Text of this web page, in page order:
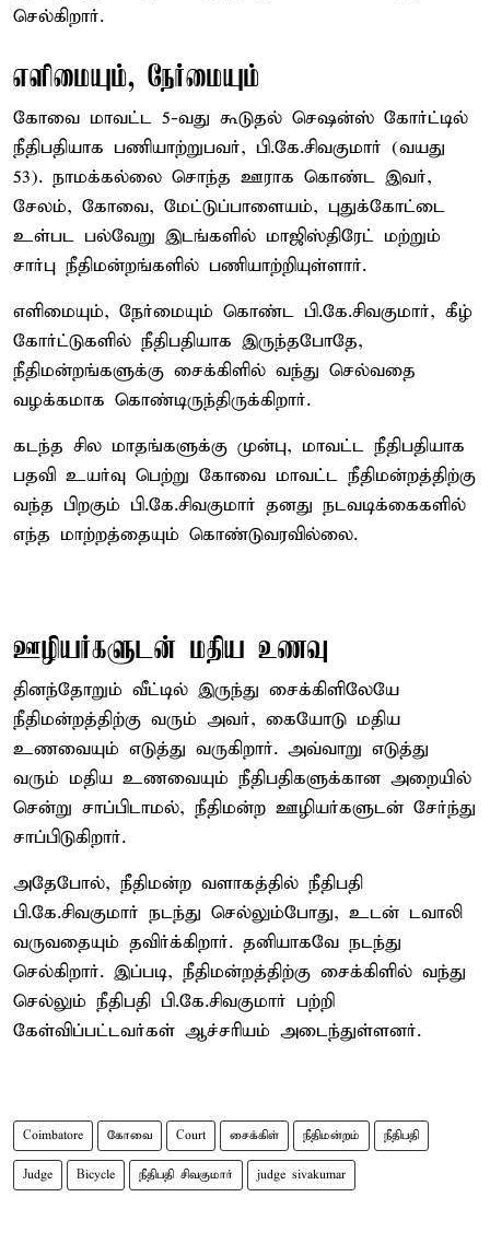
செல்கிறார்.
எளிமையும், நேர்மையும்
கோவை மாவட்ட 5-வது கூடுதல் செஷன்ஸ் கோர்ட்டில்
நீதிபதியாக பணியாற்றுபவர், பி.கே.சிவகுமார் (வயது
53). நாமக்கல்லை சொந்த ஊராக கொண்ட இவர்,
சேலம், கோவை, மேட்டுப்பாளையம், புதுக்கோட்டை
உள்பட பல்வேறு இடங்களில் மாஜிஸ்திரேட் மற்றும்
சார்பு நீதிமன்றங்களில் பணியாற்றியுள்ளார்.
எளிமையும், நேர்மையும் கொண்ட பி.கே.சிவகுமார், கீழ்
கோர்ட்டுகளில் நீதிபதியாக இருந்தபோதே,
நீதிமன்றங்களுக்கு சைக்கிளில் வந்து செல்வதை
வழக்கமாக கொண்டிருந்திருக்கிறார்.
கடந்த சில மாதங்களுக்கு முன்பு, மாவட்ட நீதிபதியாக
பதவி உயர்வு பெற்று கோவை மாவட்ட நீதிமன்றத்திற்கு
வந்த பிறகும் பி.கே.சிவகுமார் தனது நடவடிக்கைகளில்
எந்த மாற்றத்தையும் கொண்டுவரவில்லை.
ஊழியர்களுடன் மதிய உணவு
தினந்தோறும் வீட்டில் இருந்து சைக்கிளிலேயே
நீதிமன்றத்திற்கு வரும் அவர், கையோடு மதிய
உணவையும் எடுத்து வருகிறார். அவ்வாறு எடுத்து
வரும் மதிய உணவையும் நீதிபதிகளுக்கான அறையில்
சென்று சாப்பிடாமல், நீதிமன்ற ஊழியர்களுடன் சேர்ந்து
சாப்பிடுகிறார்.
அதேபோல், நீதிமன்ற வளாகத்தில் நீதிபதி
பி.கே.சிவகுமார் நடந்து செல்லும்போது, உடன் டவாலி
வருவதையும் தவிர்க்கிறார். தனியாகவே நடந்து
செல்கிறார். இப்படி, நீதிமன்றத்திற்கு சைக்கிளில் வந்து
செல்லும் நீதிபதி பி.கே.சிவகுமார் பற்றி
கேள்விப்பட்டவர்கள் ஆச்சரியம் அடைந்துள்ளனர்.
Coimbatore கோவை Court சைக்கிள் நீதிமன்றம் நீதிபதி
Judge Bicycle நீதிபதி சிவகுமார் judge sivakumar